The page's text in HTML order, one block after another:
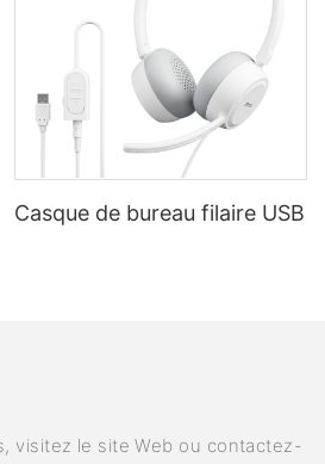
Casque de bureau filaire USB
visitez le site Web ou contactez-